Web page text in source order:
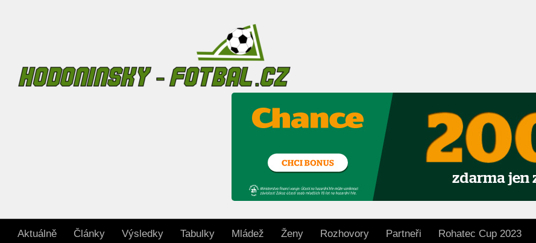
Aktuálně Články Výsledky Tabulky Mládež Ženy Rozhovory Partneři Rohatec Cup 2023